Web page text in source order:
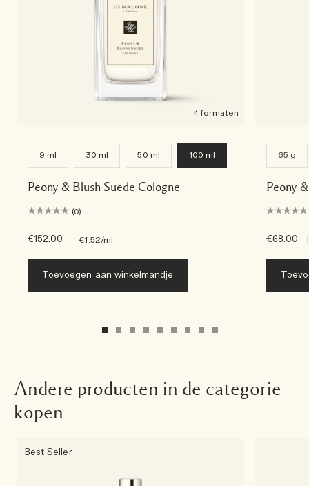
4 formaten
9 ml 30 ml 50 ml 100 ml
Peony & Blush Suede Cologne
(0)
€152.00 €1.52/ml
Toevoegen aan winkelmandje
65 g
Peony
€68.00
Andere producten in de categorie
kopen
Best Seller